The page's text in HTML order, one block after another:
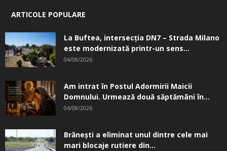
ARTICOLE POPULARE
La Buftea, intersecţia DN7 – Strada Milano
este modernizată printr-un sens...
04/08/2026
Am intrat în Postul Adormirii Maicii
Domnului. Urmează două săptămâni în...
04/08/2026
Brănești a eliminat unul dintre cele mai
mari blocaje rutiere din...